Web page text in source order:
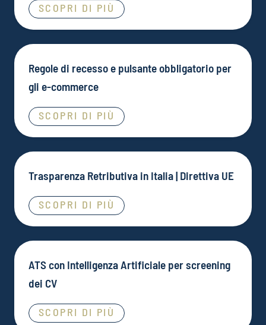
SCOPRI DI PIÙ
Regole di recesso e pulsante obbligatorio per
gli e-commerce
SCOPRI DI PIÙ
Trasparenza Retributiva in Italia | Direttiva UE
SCOPRI DI PIÙ
ATS con Intelligenza Artificiale per screening
dei CV
SCOPRI DI PIÙ